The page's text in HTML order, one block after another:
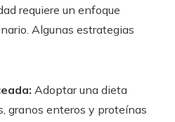
requiere un enfoque
Algunas estrategias
Adoptar una dieta
granos enteros y proteínas